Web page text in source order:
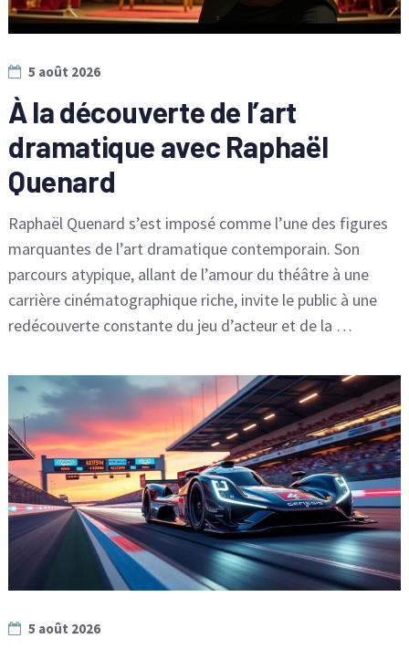
5 août 2026
À la découverte de l’art
dramatique avec Raphaël
Quenard
Raphaël Quenard s’est imposé comme l’une des figures
marquantes de l’art dramatique contemporain. Son
parcours atypique, allant de l’amour du théâtre à une
carrière cinématographique riche, invite le public à une
redécouverte constante du jeu d’acteur et de la …
5 août 2026